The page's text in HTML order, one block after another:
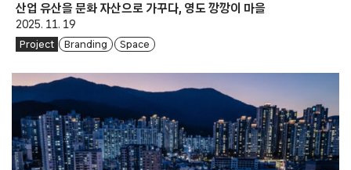
산업 유산을 문화 자산으로 가꾸다, 영도 깡깡이 마을
2025. 11. 19
Project Branding Space